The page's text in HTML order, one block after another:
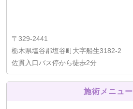
〒329-2441
栃木県塩谷郡塩谷町大字船生3182-2
佐貫入口バス停から徒歩2分
施術メニュー